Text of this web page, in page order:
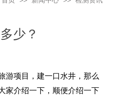
少？
游项目，建一口水井，那么
家介绍一下，顺便介绍一下